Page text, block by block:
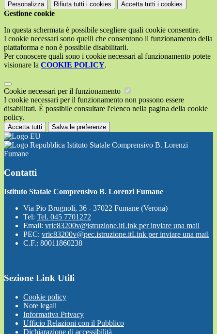
Personalizza Rifiuta tutti i cookies Accetta tutti i cookies
Gestione cookie
In questa schermata è possibile scegliere quali cookie consentire.
I cookie necessari sono quelli che consentono il funzionamento della
piattaforma e non è possibile disabilitarli.
Per conoscere quali sono i cookie necessari al funzionamento potete
visionare la COOKIE POLICY.
Cookie necessari per il funzionamento
I cookie necessari per il funzionamento non possono essere
disabilitati. È possibile consultare l'elenco nella pagina della cookie
policy.
Accetta tutti Salva le preferenze
Istituto Statale Comprensivo B. Lorenzi
Fumane
Contatti
Istituto Statale Comprensivo B. Lorenzi Fumane
Via Pio Brugnoli, 36 - 37022 Fumane (Verona)
Tel: Tel. 045 7701272
Email: vric83200v@istruzione.itLink per inviare una mail
PEC: vric83200v@pec.istruzione.itLink per inviare una mail
C.F.: 80011860238
Sezione Link Utili
Cookie policy
Note legali
Informativa Privacy
Ufficio Relazioni con il Pubblico
Dichiarazione di accessibilità